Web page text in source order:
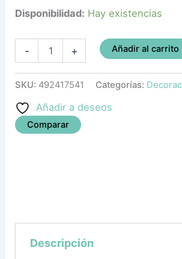
Disponibilidad: Hay existencias
- + Añadir al carrito
SKU: 492417541 Categorías:
Añadir a deseos
Comparar
Descripción